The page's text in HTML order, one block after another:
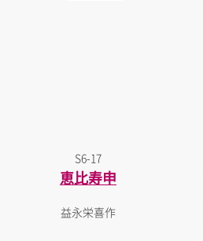
S6-17
恵比寿申
益永栄喜作